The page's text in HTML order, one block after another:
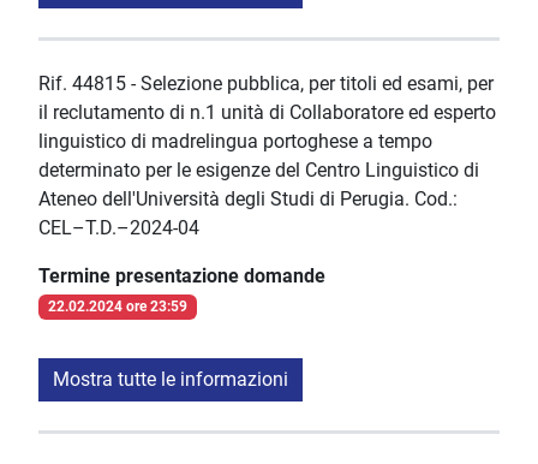
Rif. 44815 - Selezione pubblica, per titoli ed esami, per
il reclutamento di n.1 unità di Collaboratore ed esperto
linguistico di madrelingua portoghese a tempo
determinato per le esigenze del Centro Linguistico di
Ateneo dell'Università degli Studi di Perugia. Cod.:
CEL–T.D.–2024-04
Termine presentazione domande
22.02.2024 ore 23:59
Mostra tutte le informazioni